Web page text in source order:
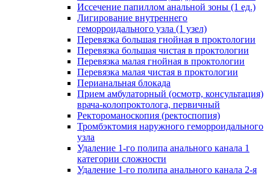
Иссечение папиллом анальной зоны (1 ед.)
Лигирование внутреннего
геморроидального узла (1 узел)
Перевязка большая гнойная в проктологии
Перевязка большая чистая в проктологии
Перевязка малая гнойная в проктологии
Перевязка малая чистая в проктологии
Перианальная блокада
Прием амбулаторный (осмотр, консультация)
врача-колопроктолога, первичный
Ректороманоскопия (ректоспопия)
Тромбэктомия наружного геморроидального
узла
Удаление 1-го полипа анального канала 1
категории сложности
Удаление 1-го полипа анального канала 2-я